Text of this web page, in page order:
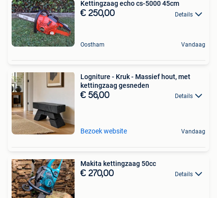
Kettingzaag echo cs-5000 45cm
€ 250,00 Details
Oostham Vandaag
Logniture - Kruk - Massief hout, met
kettingzaag gesneden
€ 56,00 Details
Bezoek website Vandaag
Makita kettingzaag 50cc
€ 270,00 Details